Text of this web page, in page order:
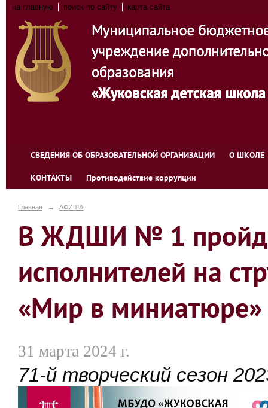
на главную поиск по сайту карта сайта
СВЕДЕНИЯ ОБ ОБРАЗОВАТЕЛЬНОЙ ОРГАНИЗАЦИИ О ШКОЛЕ
КОНТАКТЫ Противодействие коррупции
Главная → АФИША
В ЖДШИ № 1
исполнителей на
«Мир в миниатюре»
31 марта 2024 г.
71-й творческий сезон